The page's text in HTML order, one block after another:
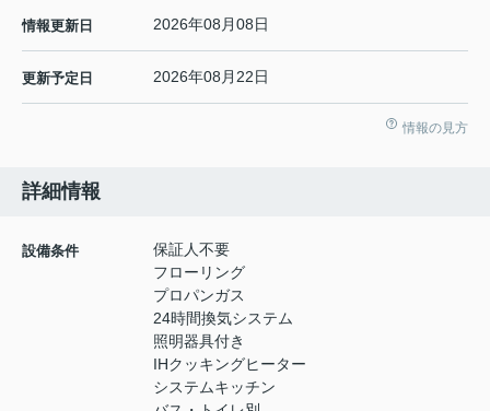
情報更新日 2026年08月08日
更新予定日 2026年08月22日
情報の見方
詳細情報
設備条件
保証人不要
フローリング
プロパンガス
24時間換気システム
照明器具付き
IHクッキングヒーター
システムキッチン